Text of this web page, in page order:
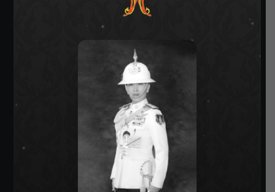
SIAMRATH VARIETY
THE BEST ENTERTAINMENT